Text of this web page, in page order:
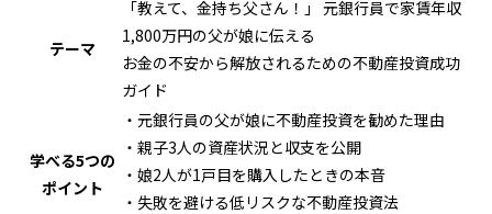
テーマ
「教えて、金持ち父さん！」 元銀行員で家賃年収
1,800万円の父が娘に伝える
お金の不安から解放されるための不動産投資成功
ガイド
学べる5つの
ポイント
・元銀行員の父が娘に不動産投資を勧めた理由
・親子3人の資産状況と収支を公開
・娘2人が1戸目を購入したときの本音
・失敗を避ける低リスクな不動産投資法